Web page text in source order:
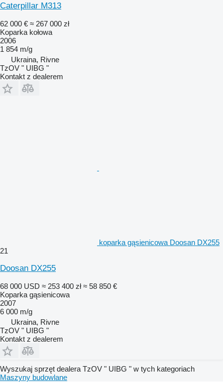
Caterpillar M313
62 000 € ≈ 267 000 zł
Koparka kołowa
2006
1 854 m/g
Ukraina, Rivne
TzOV " UIBG "
Kontakt z dealerem
koparka gąsienicowa Doosan DX255
21
Doosan DX255
68 000 USD ≈ 253 400 zł ≈ 58 850 €
Koparka gąsienicowa
2007
6 000 m/g
Ukraina, Rivne
TzOV " UIBG "
Kontakt z dealerem
Wyszukaj sprzęt dealera TzOV " UIBG " w tych kategoriach
Maszyny budowlane